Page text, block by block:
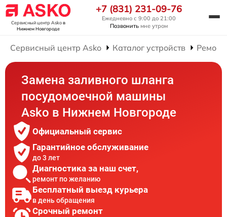
Сервисный центр Askoв
Нижнем Новгороде
+7 (831) 231-09-76
Ежедневно с 9:00 до 21:00
Позвонить мне утром
Сервисный центр Asko Каталог устройств
Замена заливного шланга
посудомоечной машины
Asko в Нижнем Новгороде
Официальный сервис
Гарантийное обслуживание
до 3 лет
Диагностика за наш счет,
ремонт по желанию
Бесплатный выезд курьера
в день обращения
Срочный ремонт